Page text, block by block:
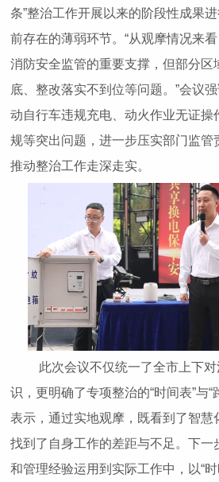
条”整治工作开展以来的阶段性成果
前存在的薄弱环节。“从观摩情况来
消防安全监管的重要支撑，但部分区
底、整改落实不到位等问题。”会议
动自行车违规充电、动火作业无证操
规等突出问题，进一步压实部门监管
推动整治工作走深走实。
此次会议不仅统一了全市上下对
识，更明确了专项整治的“时间表”与
表示，通过实地观摩，既看到了智慧
找到了自身工作的差距与不足。下一
和管理经验运用到实际工作中，以“